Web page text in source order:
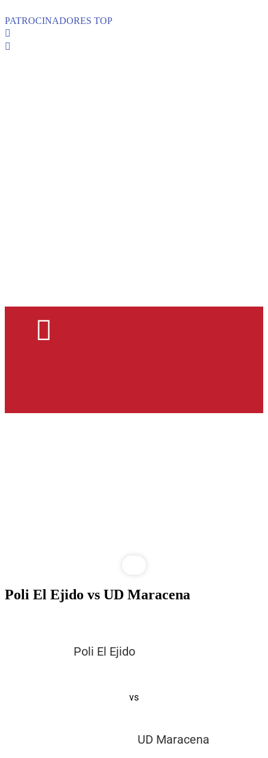
PATROCINADORES TOP
Poli El Ejido vs UD Maracena
Poli El Ejido
vs
UD Maracena